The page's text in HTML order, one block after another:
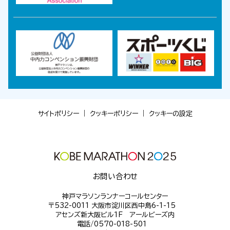
サイトポリシー｜ クッキーポリシー｜ クッキーの設定
お問い合わせ
神戸マラソンランナーコールセンター
〒532-0011 大阪市淀川区西中島6-1-15
アセンズ新大阪ビル1F アールビーズ内
電話/0570-018-501